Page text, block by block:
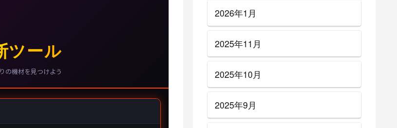
2026年1月
2025年11月
2025年10月
2025年9月